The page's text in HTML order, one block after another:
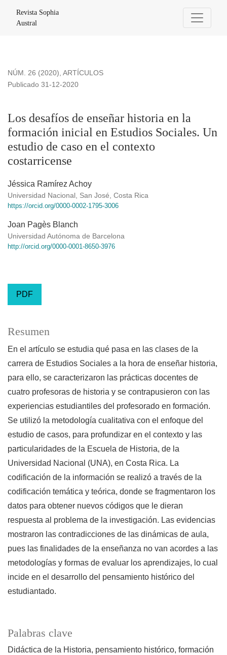
Revista Sophia
Austral
NÚM. 26 (2020), ARTÍCULOS
Los desafíos de enseñar historia en la
formación inicial en Estudios Sociales. Un
estudio de caso en el contexto
costarricense
Publicado 31-12-2020
Jéssica Ramírez Achoy
Universidad Nacional, San José, Costa Rica
https://orcid.org/0000-0002-1795-3006
Joan Pagès Blanch
Universidad Autónoma de Barcelona
http://orcid.org/0000-0001-8650-3976
PDF
Palabras clave
Didáctica de la Historia pensamiento histórico formación
Resumen
En el artículo se estudia qué pasa en las clases de la
carrera de Estudios Sociales a la hora de enseñar historia,
para ello, se caracterizaron las prácticas docentes de
cuatro profesoras de historia y se contrapusieron con las
experiencias estudiantiles del profesorado en formación.
Se utilizó la metodología cualitativa con el enfoque del
estudio de casos, para profundizar en el contexto y las
particularidades de la Escuela de Historia, de la
Universidad Nacional (UNA), en Costa Rica. La
codificación de la información se realizó a través de la
codificación temática y teórica, donde se fragmentaron los
datos para obtener nuevos códigos que le dieran
respuesta al problema de la investigación. Las evidencias
mostraron las contradicciones de las dinámicas de aula,
pues las finalidades de la enseñanza no van acordes a las
metodologías y formas de evaluar los aprendizajes, lo cual
incide en el desarrollo del pensamiento histórico del
estudiantado.